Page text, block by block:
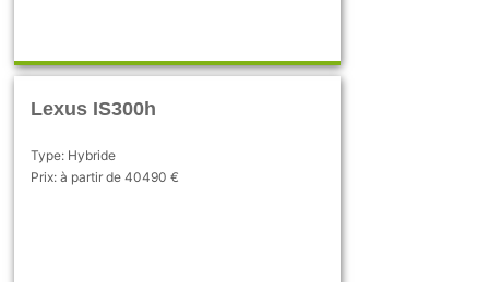
Lexus IS300h
Type: Hybride
Prix: à partir de 40490 €